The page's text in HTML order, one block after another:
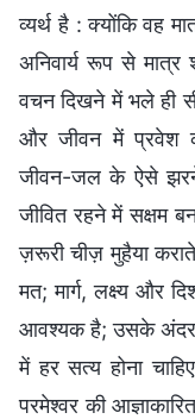
व्यर्थ है : क्योंकि वह
अनिवार्य रूप से मात्र
वचन दिखने में भले ही
और जीवन में प्रवेश
जीवन-जल के ऐसे
जीवित रहने में सक्षम
ज़रूरी चीज़ मुहैया
मत; मार्ग, लक्ष्‍य और
आवश्‍यक है; उसके अंदर
में हर सत्‍य होना
परमेश्‍वर की